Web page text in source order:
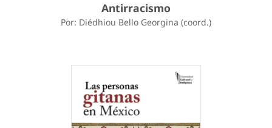
Antirracismo
Por: Diédhiou Bello Georgina (coord.)